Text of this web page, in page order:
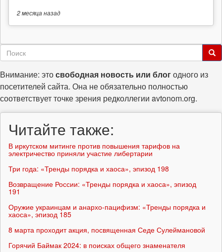
2 месяцаназад
Форма
поиска
Внимание: этосвободная новость или блогодного из
посетителей сайта. Она не обязательно полностью
соответствует точке зрения редколлегии avtonom.org.
Читайте также:
В иркутском митинге против повышения тарифов на
электричество приняли участие либертарии
Три года: «Тренды порядка и хаоса», эпизод 198
Возвращение России: «Тренды порядка и хаоса», эпизод
191
Оружие украинцам и анархо-пацифизм: «Тренды порядка и
хаоса», эпизод 185
8 марта проходит акция, посвященная Седе Сулеймановой
Горячий Баймак 2024: в поисках общего знаменателя